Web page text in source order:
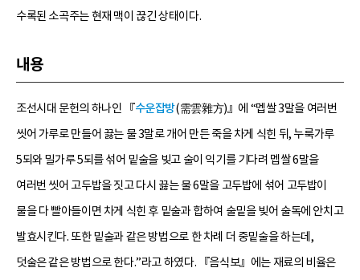
수록된 소곡주는 현재 맥이 끊긴 상태이다.
내용
조선시대 문헌의 하나인 『수운잡방(需雲雜方)』에 “멥쌀 3말을 여러번
씻어 가루로 만들어 끓는 물 3말로 개어 만든 죽을 차게 식힌 뒤, 누룩가루
5되와 밀가루 5되를 섞어 밑술을 빚고 술이 익기를 기다려 멥쌀 6말을
여러번 씻어 고두밥을 짓고 다시 끓는 물 6말을 고두밥에 섞어 고두밥이
물을 다 빨아들이면 차게 식힌 후 밑술과 합하여 술밑을 빚어 술독에 안치고
발효시킨다. 또한 밑술과 같은 방법으로 한 차례 더 중밑술을 하는데,
덧술은 같은 방법으로 한다.”라고 하였다. 『음식보』에는 재료의 비율은